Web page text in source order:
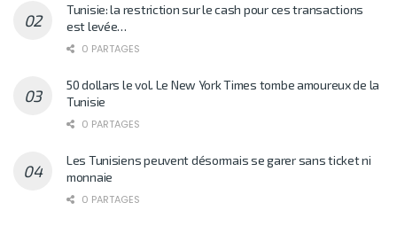
Tunisie: la restriction sur le cash pour ces transactions
est levée…
0 PARTAGES
50 dollars le vol. Le New York Times tombe amoureux de la
Tunisie
0 PARTAGES
Les Tunisiens peuvent désormais se garer sans ticket ni
monnaie
0 PARTAGES